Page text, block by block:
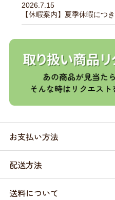
2026.7.15
【休暇案内】夏季休暇につ
お支払い方法
配送方法
送料について